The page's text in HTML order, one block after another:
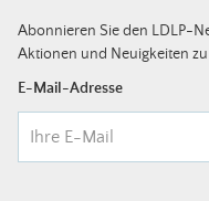
Abonnieren Sie den LDLP-
Aktionen und Neuigkeiten
E-Mail-Adresse